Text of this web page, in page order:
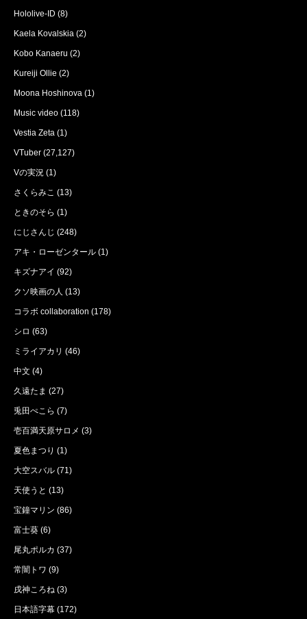
Hololive-ID (8)
Kaela Kovalskia (2)
Kobo Kanaeru (2)
Kureiji Ollie (2)
Moona Hoshinova (1)
Music video (118)
Vestia Zeta (1)
VTuber (27,127)
Vの実況 (1)
さくらみこ (13)
ときのそら (1)
にじさんじ (248)
アキ・ローゼンタール (1)
キズナアイ (92)
クソ映画の人 (13)
コラボ collaboration (178)
シロ (63)
ミライアカリ (46)
中文 (4)
久遠たま (27)
兎田ぺこら (7)
壱百満天原サロメ (3)
夏色まつり (1)
大空スバル (71)
天使うと (13)
宝鐘マリン (86)
富士葵 (6)
尾丸ポルカ (37)
常闇トワ (9)
戌神ころね (3)
日本語字幕 (172)